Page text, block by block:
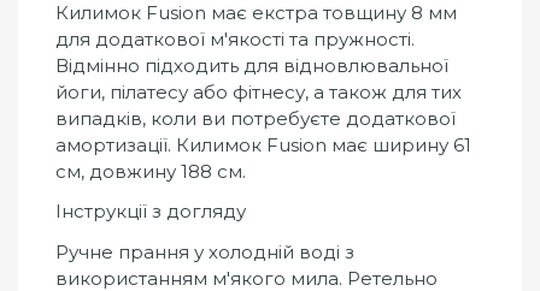
Килимок Fusion має екстра товщину 8 мм
для додаткової м'якості та пружності.
Відмінно підходить для відновлювальної
йоги, пілатесу або фітнесу, а також для тих
випадків, коли ви потребуєте додаткової
амортизації. Килимок Fusion має ширину 61
см, довжину 188 см.
Інструкції з догляду
Ручне прання у холодній воді з
використанням м'якого мила. Ретельно